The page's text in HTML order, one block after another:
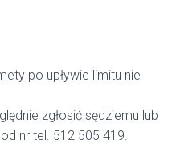
po upływie limitu nie
zgłosić sędziemu lub
nr tel. 512 505 419.